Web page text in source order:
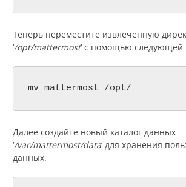
Теперь переместите извлеченную
‘/opt/mattermost‘ с помощью следующей
mv mattermost /opt/
Далее создайте новый каталог данных
‘/var/mattermost/data‘ для хранения
данных.